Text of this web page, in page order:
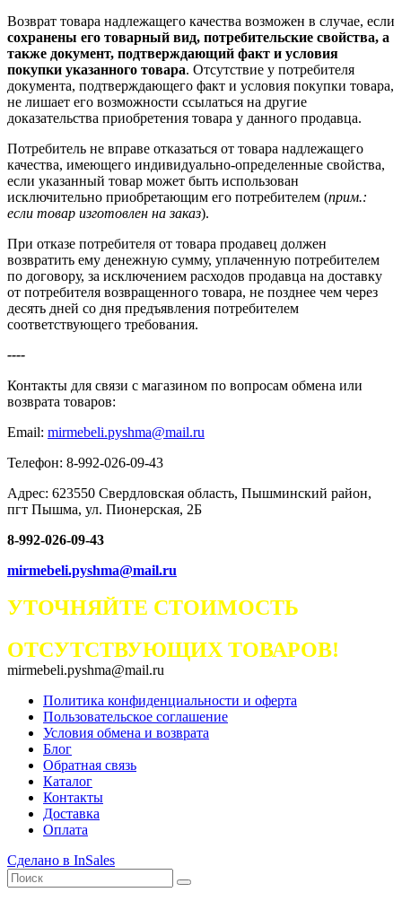
Возврат товара надлежащего качества возможен в случае, если
сохранены его товарный вид, потребительские свойства, а
также документ, подтверждающий факт и условия
покупки указанного товара. Отсутствие у потребителя
документа, подтверждающего факт и условия покупки товара,
не лишает его возможности ссылаться на другие
доказательства приобретения товара у данного продавца.
Потребитель не вправе отказаться от товара надлежащего
качества, имеющего индивидуально-определенные свойства,
если указанный товар может быть использован
исключительно приобретающим его потребителем (прим.:
если товар изготовлен на заказ).
При отказе потребителя от товара продавец должен
возвратить ему денежную сумму, уплаченную потребителем
по договору, за исключением расходов продавца на доставку
от потребителя возвращенного товара, не позднее чем через
десять дней со дня предъявления потребителем
соответствующего требования.
----
Контакты для связи с магазином по вопросам обмена или
возврата товаров:
Email: mirmebeli.pyshma@mail.ru
Телефон: 8-992-026-09-43
Адрес: 623550 Свердловская область, Пышминский район,
пгт Пышма, ул. Пионерская, 2Б
8-992-026-09-43
mirmebeli.pyshma@mail.ru
УТОЧНЯЙТЕ СТОИМОСТЬ
ОТСУТСТВУЮЩИХ ТОВАРОВ!
mirmebeli.pyshma@mail.ru
Политика конфиденциальности и оферта
Пользовательское соглашение
Условия обмена и возврата
Блог
Обратная связь
Каталог
Контакты
Доставка
Оплата
Сделано в InSales